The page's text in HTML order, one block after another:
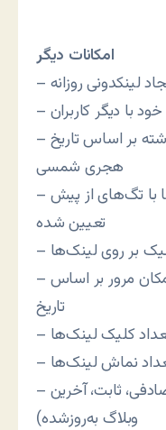
امکانات دیگر
لینکدونی روزانه
با دیگر کاربران
– امکان مرور لینک‌های روز‌های گذشته بر اساس تاریخ
هجری شمسی
– امکان تغییر نحوه نمایش لینک‌ها با تگ‌های از پیش
تعیین شده
بر روی لینک‌ها
– صفحه آرشیو برای هر کاربر با امکان مرور بر اساس
تاریخ
کلیک لینک‌ها
نماش لینک‌ها
– امکان ایجاد لینک تصویری (تصادفی، ثابت، آخرین
وبلاگ به‌روزشده)